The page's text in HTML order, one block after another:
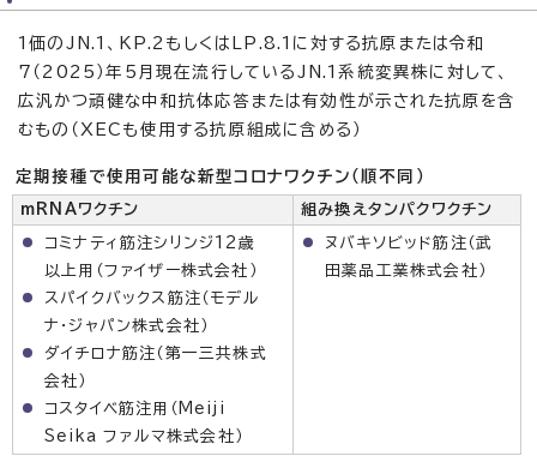
1価のJN.1、KP.2もしくはLP.8.1に対する抗原または令和
7（2025）年5月現在流行しているJN.1系統変異株に対して、
広汎かつ頑健な中和抗体応答または有効性が示された抗原を含
むもの（XECも使用する抗原組成に含める）
定期接種で使用可能な新型コロナワクチン（順不同）
mRNAワクチン 組み換えタンパクワクチン
コミナティ筋注シリンジ12歳
以上用（ファイザー株式会社）
スパイクバックス筋注（モデル
ナ・ジャパン株式会社）
ダイチロナ筋注（第一三共株式
会社）
コスタイベ筋注用（Meiji
Seika ファルマ株式会社）
ヌバキソビッド筋注（武
田薬品工業株式会社）